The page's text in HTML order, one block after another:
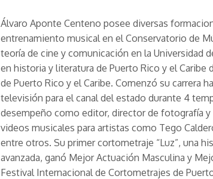
Álvaro Aponte Centeno posee diversas
entrenamiento musical en el Conservatorio de
teoría de cine y comunicación en la Universidad
en historia y literatura de Puerto Rico y el Caribe
de Puerto Rico y el Caribe. Comenzó su carrera
televisión para el canal del estado durante 4
desempeño como editor, director de fotografía
videos musicales para artistas como Tego
entre otros. Su primer cortometraje “Luz”, una
avanzada, ganó Mejor Actuación Masculina y
Festival Internacional de Cortometrajes de